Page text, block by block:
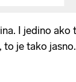
I jedino ako
to je tako jasno.